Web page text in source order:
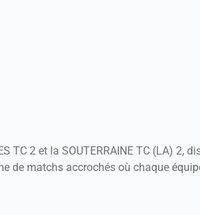
TC 2 et la SOUTERRAINE TC (LA) 2,
de matchs accrochés où chaque